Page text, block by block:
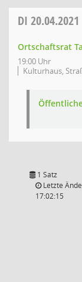
DI 20.04.2021
Ortschaftsrat
19:00 Uhr
Kulturhaus,
1 Satz
Letzte
17:02:15